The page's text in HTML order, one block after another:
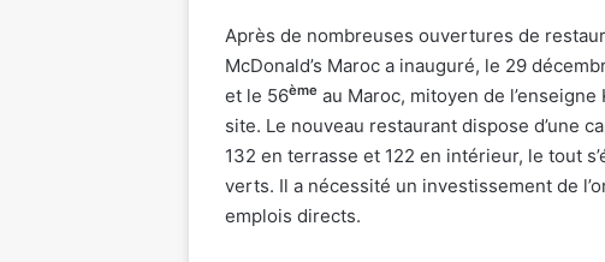
Après de nombreuses ouvertures de
McDonald’s Maroc a inauguré, le 29
et le 56ème au Maroc, mitoyen de
site. Le nouveau restaurant dispose d’une
132 en terrasse et 122 en intérieur, le tout
verts. Il a nécessité un investissement de
emplois directs.